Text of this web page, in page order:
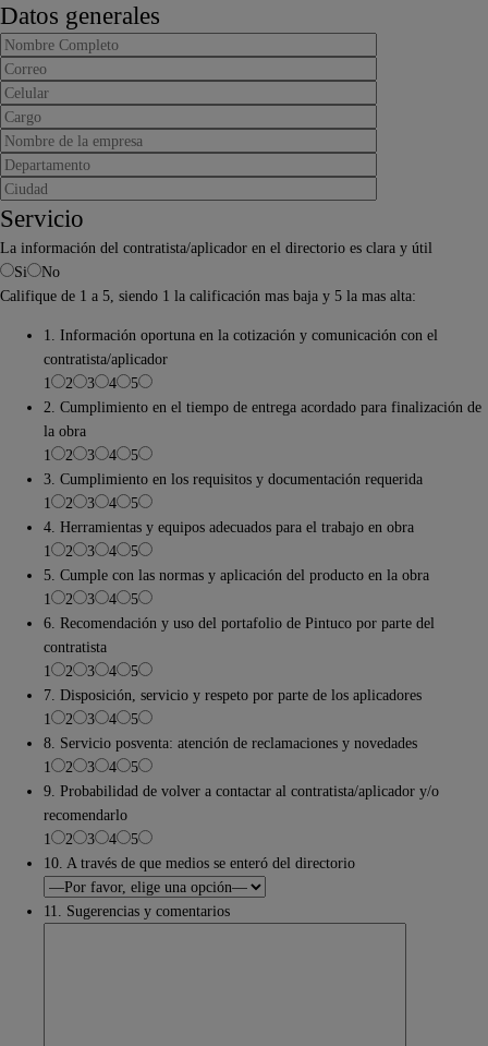
Datos generales
Servicio
La información del contratista/aplicador en el directorio es clara y útil
Si
No
Califique de 1 a 5, siendo 1 la calificación mas baja y 5 la mas alta:
1. Información oportuna en la cotización y comunicación con el
contratista/aplicador
1
2 3 4
5
2. Cumplimiento en el tiempo de entrega acordado para finalización de
la obra
1
2 3 4
5
3. Cumplimiento en los requisitos y documentación requerida
1
2 3 4
5
4. Herramientas y equipos adecuados para el trabajo en obra
1
2 3 4
5
5. Cumple con las normas y aplicación del producto en la obra
1
2 3 4
5
6. Recomendación y uso del portafolio de Pintuco por parte del
contratista
1
2 3 4
5
7. Disposición, servicio y respeto por parte de los aplicadores
1
2 3 4
5
8. Servicio posventa: atención de reclamaciones y novedades
1
2 3 4
5
9. Probabilidad de volver a contactar al contratista/aplicador y/o
recomendarlo
1
2 3 4
5
10. A través de que medios se enteró del directorio
11. Sugerencias y comentarios